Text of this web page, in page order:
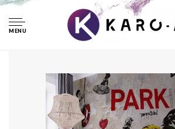
MENU
Fotobehang - [Banksy] Graffiti Collage